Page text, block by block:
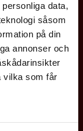
data,
såsom
på din
annonser och
vilka som får